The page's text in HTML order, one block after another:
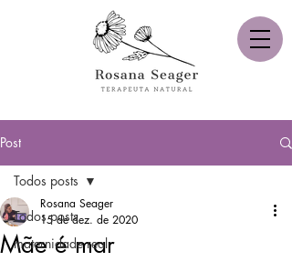
Post
Todos posts
maternidade real
Todos posts
Mãe é mar
Rosana Seager
15 de dez. de 2020